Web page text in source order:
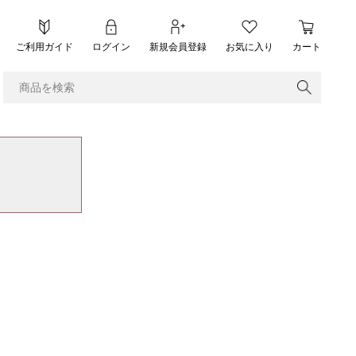
ご利用ガイド ログイン 新規会員登録 お気に入り カート